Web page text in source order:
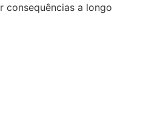
consequências a longo